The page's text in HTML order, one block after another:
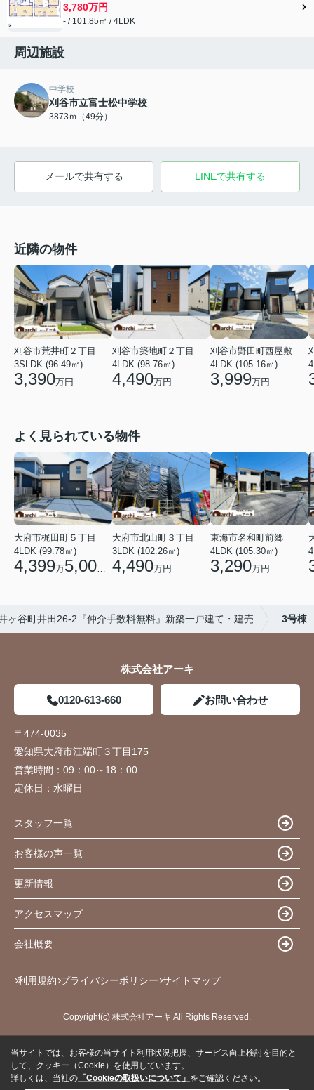
3,780万円
- / 101.85㎡ / 4LDK
周辺施設
中学校
刈谷市立富士松中学校
3873ｍ（49分）
メールで共有する LINEで共有する
近隣の物件
刈谷市荒井町２丁目
3SLDK (96.49㎡)
3,390万円
刈谷市築地町２丁目
4LDK (98.76㎡)
4,490万円
刈谷市野田町西屋敷
4LDK (105.16㎡)
3,999万円
よく見られている物件
大府市梶田町５丁目
4LDK (99.78㎡)
4,399万5,000 円
大府市北山町３丁目
3LDK (102.26㎡)
4,490万円
東海市名和町前郷
4LDK (105.30㎡)
3,290万円
ヶ谷町井田26-2『仲介手数料無料』新築一戸建て・建売 3号棟
株式会社アーキ
0120-613-660 お問い合わせ
〒474-0035
愛知県大府市江端町３丁目175
営業時間： 09：00～18：00
定休日： 水曜日
スタッフ一覧
お客様の声一覧
更新情報
アクセスマップ
会社概要
利用規約 プライバシーポリシー サイトマップ
Copyright(c) 株式会社アーキ All Rights Reserved.
当サイトでは、お客様の当サイト利用状況把握、サービス向上検討を目的と
して、クッキー（Cookie）を使用しています。
詳しくは、当社の 「Cookieの取扱いについて」 をご確認ください。